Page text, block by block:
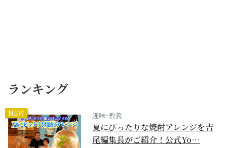
ランキング
NEW 趣味･教養
夏にぴったりな焼酎アレンジを吉
尾編集長がご紹介！公式Yo…